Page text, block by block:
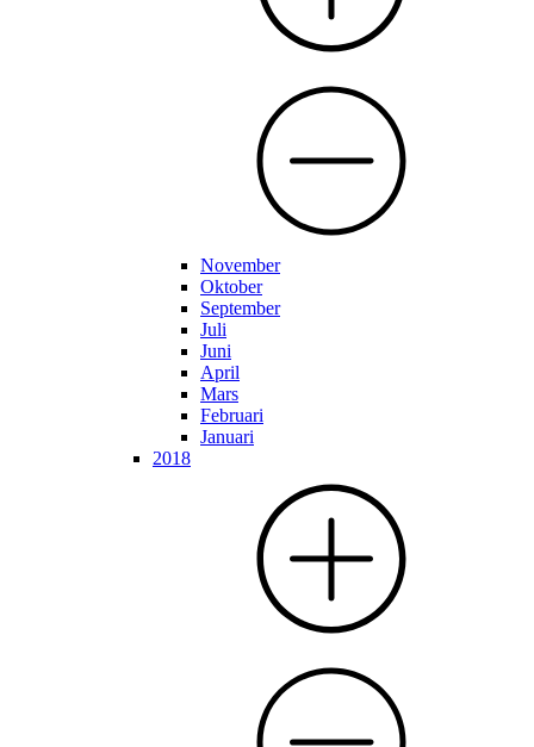
November
Oktober
September
Juli
Juni
April
Mars
Februari
Januari
2018